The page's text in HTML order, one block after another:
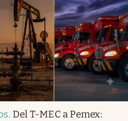
. Del T-MEC a Pemex: